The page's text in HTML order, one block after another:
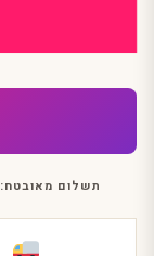
-
משלים
תשלום מאובטח: